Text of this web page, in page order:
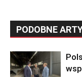
PODOBNE